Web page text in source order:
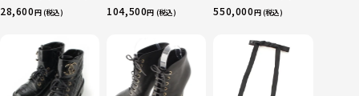
ーブ ブラウス トップ
28,600円 (税込)
104,500円 (税込)
クロコダイル スペシ
バッグ ブラック
550,000円 (税込)